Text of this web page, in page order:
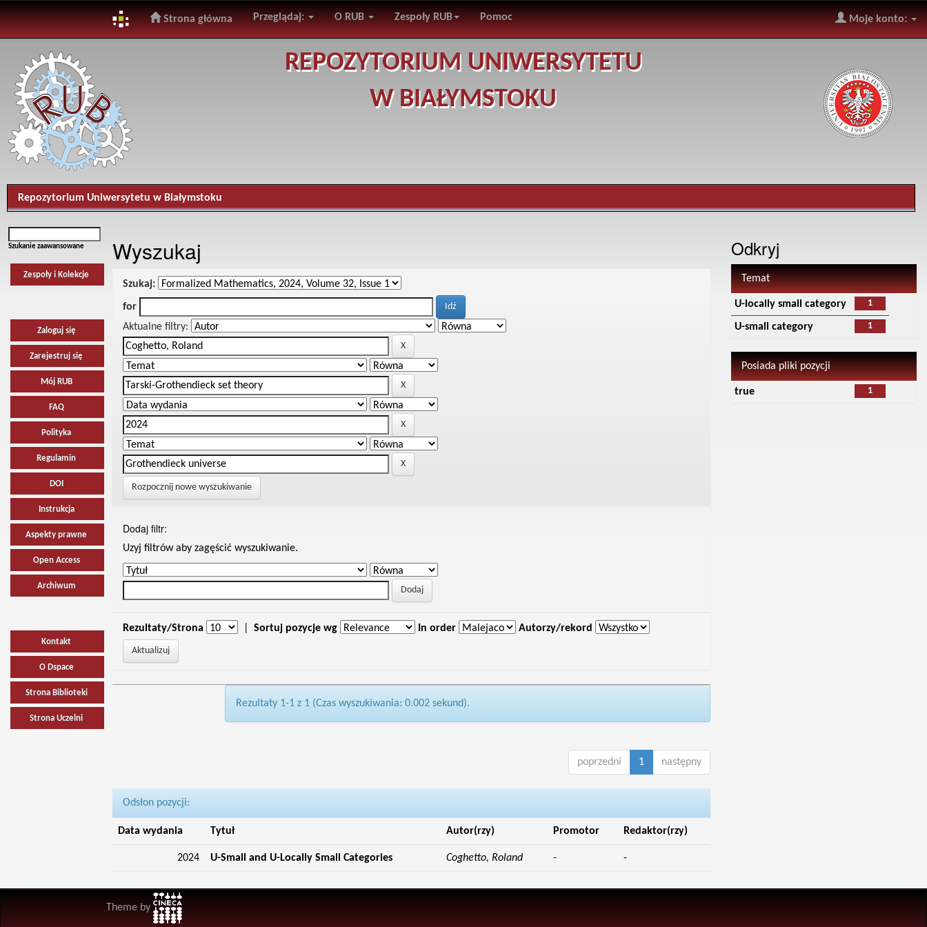
navigation
Strona główna Przeglądaj: O RUB Zespoły RUB Pomoc Moje konto:
REPOZYTORIUM UNIWERSYTETU
W BIAŁYMSTOKU
Repozytorium Uniwersytetu w Białymstoku
Szukanie zaawansowane
Zespoły i Kolekcje
Zaloguj się
Zarejestruj się
Mój RUB
FAQ
Polityka
Regulamin
DOI
Instrukcja
Aspekty prawne
Open Access
Archiwum
Kontakt
O Dspace
Strona Biblioteki
Strona Uczelni
Wyszukaj
Szukaj:
for
Aktualne filtry:
Rozpocznij nowe wyszukiwanie
Dodaj filtr:
Uzyj filtrów aby zagęścić wyszukiwanie.
Rezultaty/Strona Sortuj pozycje wg In order Autorzy/rekord
Rezultaty 1-1 z 1 (Czas wyszukiwania: 0.002 sekund).
poprzedni 1 następny
Odsłon pozycji:
Data wydania Tytuł Autor(rzy) Promotor Redaktor(rzy)
2024 U-Small and U-Locally Small Categories Coghetto, Roland - -
Odkryj
Temat
1
U-locally small category
1
U-small category
Posiada pliki pozycji
1
true
Theme by